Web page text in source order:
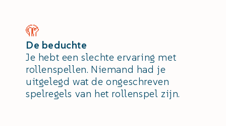
🫣
De beduchte
Je hebt een slechte ervaring met
rollenspellen. Niemand had je
uitgelegd wat de ongeschreven
spelregels van het rollenspel zijn.